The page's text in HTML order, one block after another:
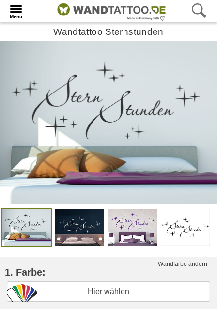
Menü
Wandtattoo Sternstunden
Wandfarbe ändern
1. Farbe:
Hier wählen